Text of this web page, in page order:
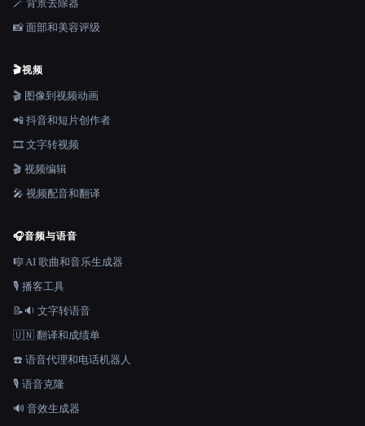
🪄 背景去除器
📸 面部和美容评级
🎬视频
🎬 图像到视频动画
📲 抖音和短片创作者
🎞️ 文字转视频
🎬 视频编辑
🎤 视频配音和翻译
🎧音频与语音
🎼 AI 歌曲和音乐生成器
🎙️ 播客工具
📝🔉 文字转语音
🇺🇳 翻译和成绩单
☎️ 语音代理和电话机器人
🎙️ 语音克隆
🔊 音效生成器